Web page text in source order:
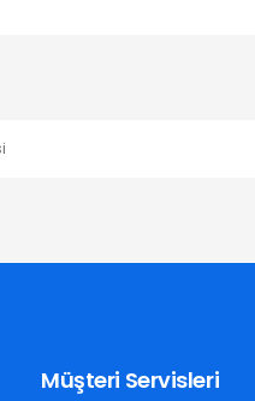
Müşteri Servisleri